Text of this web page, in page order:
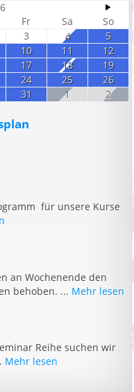
Fr Sa
So
3 4
5
10 11
12
17 18
19
24 25
26
31 1 2
für unsere Kurse
an Wochenende den
behoben. ... Mehr lesen
Reihe suchen wir
Mehr lesen